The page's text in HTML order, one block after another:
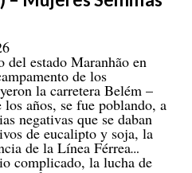
estado Maranhão en
de los
la carretera Belém –
años, se fue poblando, a
negativas que se daban
de eucalipto y soja, la
de la Línea Férrea
complicado, la lucha de
valor.